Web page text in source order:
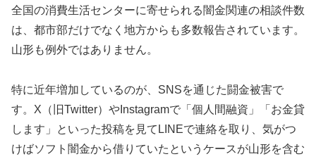
全国の消費生活センターに寄せられる闇金関連の相談件数
は、都市部だけでなく地方からも多数報告されています。
山形も例外ではありません。
特に近年増加しているのが、SNSを通じた闘金被害で
す。X（旧Twitter）やInstagramで「個人間融資」「お金貸
します」といった投稿を見てLINEで連絡を取り、気がつ
けばソフト闇金から借りていたというケースが山形を含む